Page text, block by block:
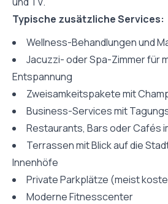
Typische zusätzliche Services:
Wellness-Behandlungen und
Jacuzzi- oder Spa-Zimmer für
Entspannung
Zweisamkeitspakete mit
Business-Services mit
Restaurants, Bars oder Cafés
Terrassen mit Blick auf die
Innenhöfe
Private Parkplätze (meist
Moderne Fitnesscenter